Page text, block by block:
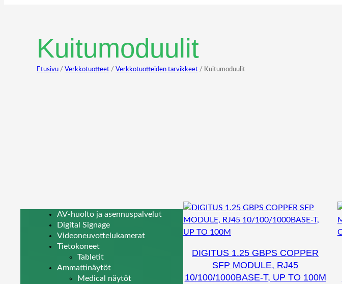
Kuitumoduulit
Etusivu / Verkkotuotteet / Verkkotuotteiden tarvikkeet / Kuitumoduulit
AV-huolto ja asennuspalvelut
Digital Signage
Videoneuvottelukamerat
Tietokoneet
Tabletit
Ammattinäytöt
Medical näytöt
DIGITUS 1.25 GBPS COPPER
SFP MODULE, RJ45
10/100/1000BASE-T, UP TO 100M